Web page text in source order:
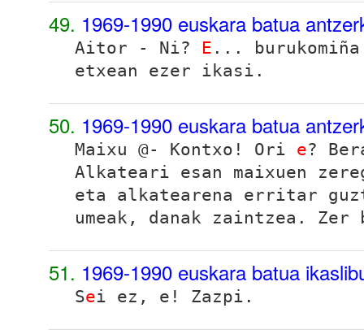
49. 1969-1990 euskara batua
Aitor - Ni? E ...
etxean ezer ikasi.
50. 1969-1990 euskara batua
Maixu @- Kontxo! Ori e?
Alkateari esan maixuen
eta alkatearena erritar
umeak, danak zaintzea. Zer
51. 1969-1990 euskara batua
Sei ez, e! Zazpi.